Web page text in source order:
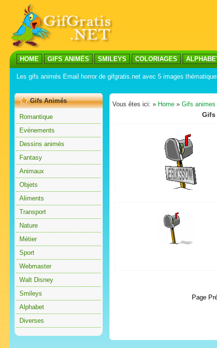
HOME GIFS ANIMÉS SMILEYS COLORIAGES
Les gifs animés Email horror de gifgratis.net avec 5 images
Gifs Animés
Romantique
Evénements
Dessins animés
Fantasy
Animaux
Objets
Aliments
Transport
Nature
Métier
Sport
Webmaster
Walt Disney
Smileys
Alphabet
Diverses
Vous êtes ici: » Home » Gifs animes
Gifs
Page